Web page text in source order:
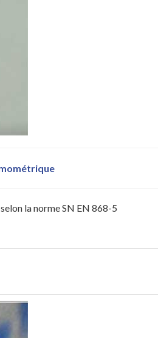
la norme SN EN 868-5